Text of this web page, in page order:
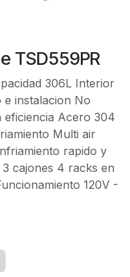
TSD559PR
306L Interior
instalacion No
eficiencia Acero 304
Multi air
rapido y
cajones 4 racks en
120V -